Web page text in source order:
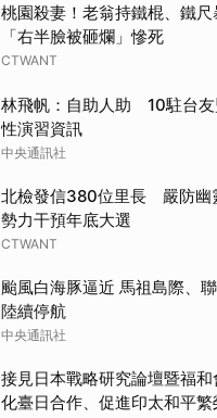
桃園殺妻！老翁持鐵棍、鐵
「右半臉被砸爛」慘死
CTWANT
林飛帆：自助人助 10駐台友
性演習資訊
中央通訊社
北檢發信380位里長 嚴防幽
勢力干預年底大選
CTWANT
颱風白海豚逼近 馬祖島際、
陸續停航
中央通訊社
接見日本戰略研究論壇暨福
化臺日合作、促進印太和平繁